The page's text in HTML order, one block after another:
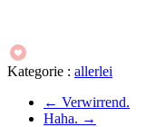
Kategorie : allerlei
← Verwirrend.
Haha. →